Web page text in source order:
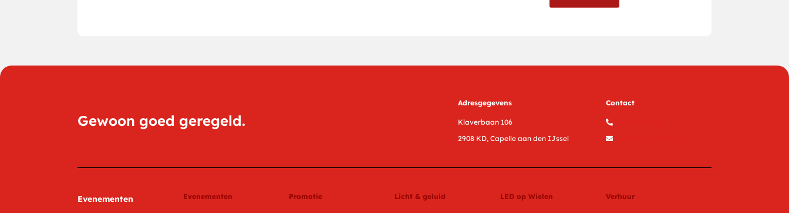
Gewoon goed geregeld.
Adresgegevens
Klaverbaan 106
2908 KD, Capelle aan den IJssel
Contact
Evenementen Evenementen Promotie Licht & geluid LED op Wielen Verhuur